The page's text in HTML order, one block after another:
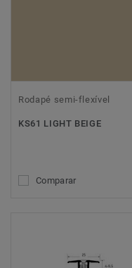
Rodapé semi-flexível
KS61 LIGHT BEIGE
Comparar